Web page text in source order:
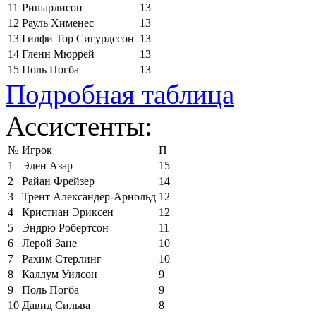
11 Ришарлисон
13
12 Рауль Хименес
13
13 Гилфи Тор Сигурдссон 13
14 Гленн Мюррей
13
15 Поль Погба 13
Подробная таблица
Ассистенты:
№ Игрок
П
1
Эден Азар
15
2
Райан Фрейзер
14
3
Трент Александер-Арнольд 12
4
Кристиан Эриксен
12
5
Эндрю Робертсон
11
6
Лерой Зане
10
7
Рахим Стерлинг
10
8
Каллум Уилсон
9
9
Поль Погба
9
10 Давид Сильва
8